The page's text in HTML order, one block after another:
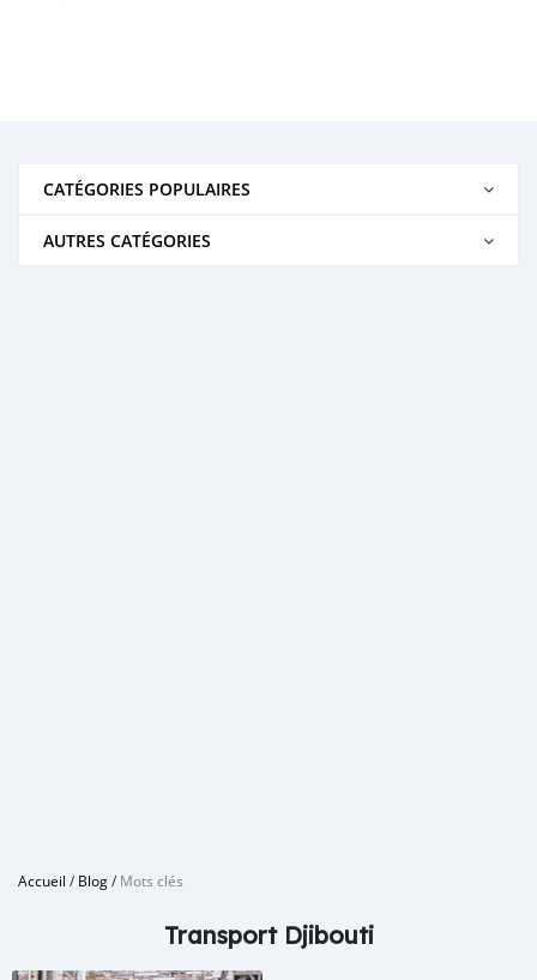
CATÉGORIES POPULAIRES
AUTRES CATÉGORIES
Accueil /Blog/Mots clés
Transport Djibouti